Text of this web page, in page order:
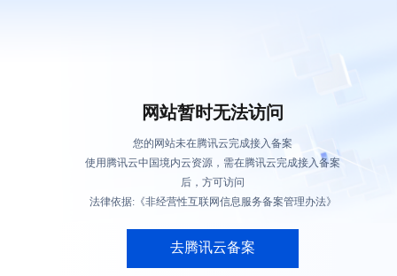
网站暂时无法访问
您的网站未在腾讯云完成接入备案
使用腾讯云中国境内云资源，需在腾讯云完成接入备案
后，方可访问
法律依据:《非经营性互联网信息服务备案管理办法》
去腾讯云备案